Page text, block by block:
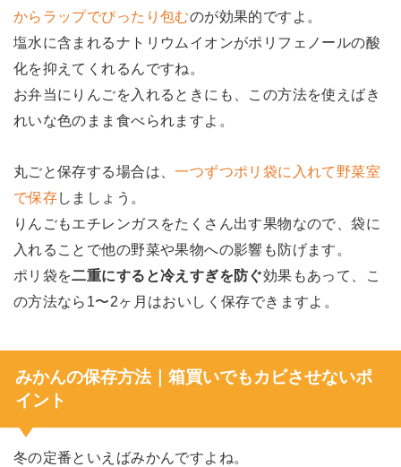
からラップでぴったり包むのが効果的ですよ。
塩水に含まれるナトリウムイオンがポリフェノールの酸
化を抑えてくれるんですね。
お弁当にりんごを入れるときにも、この方法を使えばき
れいな色のまま食べられますよ。
丸ごと保存する場合は、一つずつポリ袋に入れて野菜室
で保存しましょう。
りんごもエチレンガスをたくさん出す果物なので、袋に
入れることで他の野菜や果物への影響も防げます。
ポリ袋を二重にすると冷えすぎを防ぐ効果もあって、こ
の方法なら1〜2ヶ月はおいしく保存できますよ。
みかんの保存方法｜箱買いでもカビさせないポ
イント
冬の定番といえばみかんですよね。